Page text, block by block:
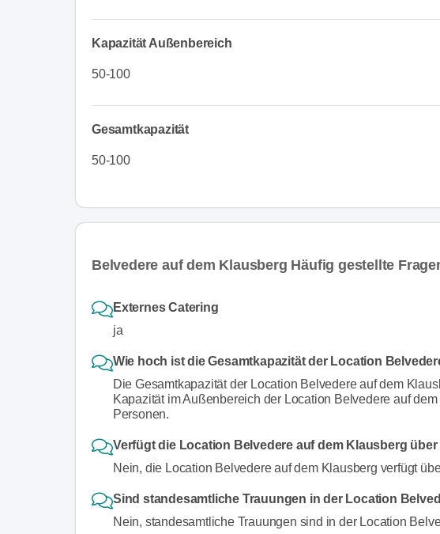
Kapazität Außenbereich
50-100
Gesamtkapazität
50-100
Belvedere auf dem Klausberg Häufig gestellte
Externes Catering
ja
Wie hoch ist die Gesamtkapazität der Location
Die Gesamtkapazität der Location Belvedere auf dem
Kapazität im Außenbereich der Location Belvedere auf
Personen.
Verfügt die Location Belvedere auf dem Klausberg über
Nein, die Location Belvedere auf dem Klausberg verfügt
Sind standesamtliche Trauungen in der Location
Nein, standesamtliche Trauungen sind in der Location